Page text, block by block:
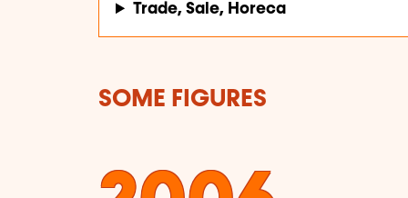
Trade, Sale, Horeca
SOME FIGURES